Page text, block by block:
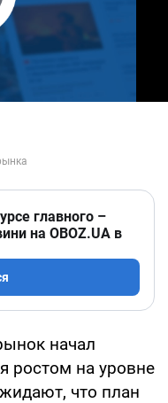
Video
главного –
на OBOZ.UA в
начал
ростом на уровне
что план